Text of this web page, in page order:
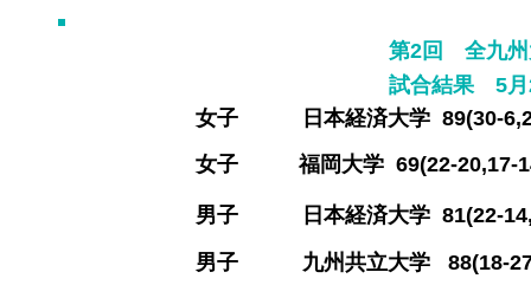
第2回 全九州
試合結果 5月
女子 日本経済大学 89(30-
女子 福岡大学 69(22-20,17-
男子 日本経済大学 81(22-
男子 九州共立大学 88(18-